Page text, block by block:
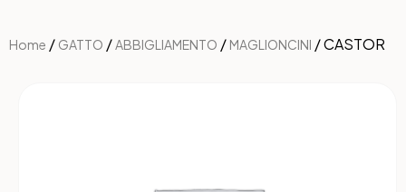
Home / GATTO /ABBIGLIAMENTO / MAGLIONCINI / CASTOR